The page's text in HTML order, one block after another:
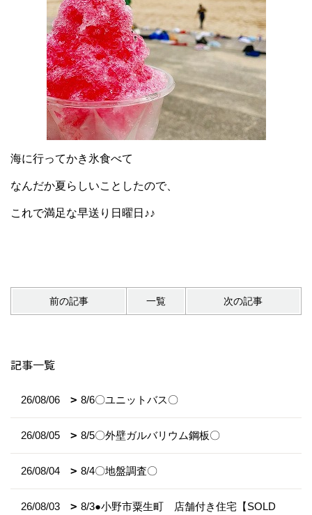
海に行ってかき氷食べて
なんだか夏らしいことしたので、
これで満足な早送り日曜日♪♪
前の記事 一覧 次の記事
記事一覧
26/08/06 8/6〇ユニットバス〇
26/08/05 8/5〇外壁ガルバリウム鋼板〇
26/08/04 8/4〇地盤調査〇
26/08/03
8/3●小野市粟生町 店舗付き住宅【SOLD